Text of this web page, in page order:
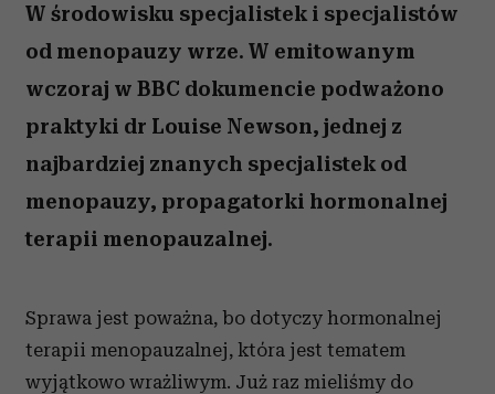
W środowisku specjalistek i specjalistów
od menopauzy wrze. W emitowanym
wczoraj w BBC dokumencie podważono
praktyki dr Louise Newson, jednej z
najbardziej znanych specjalistek od
menopauzy, propagatorki hormonalnej
terapii menopauzalnej.
Sprawa jest poważna, bo dotyczy hormonalnej
terapii menopauzalnej, która jest tematem
wyjątkowo wrażliwym. Już raz mieliśmy do